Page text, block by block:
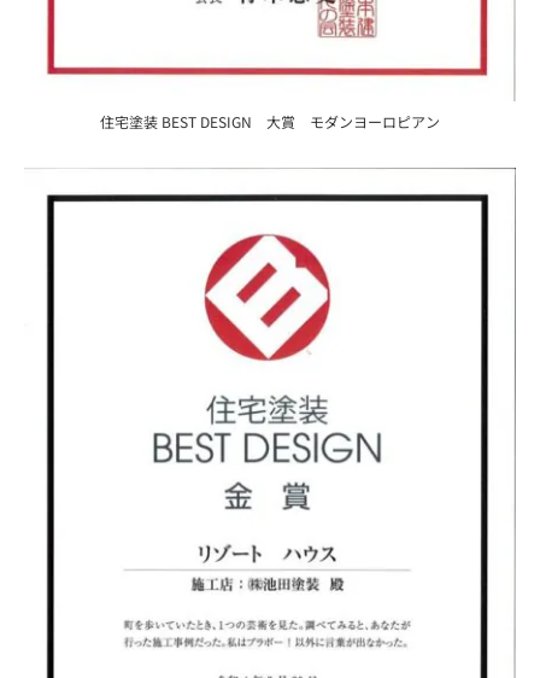
住宅塗装 BEST DESIGN 大賞 モダンヨーロピアン